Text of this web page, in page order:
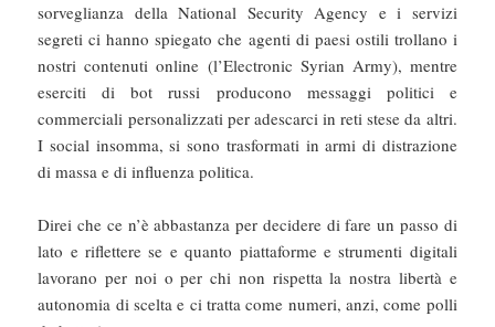
sorveglianza della National Security Agency e i servizi
segreti ci hanno spiegato che agenti di paesi ostili trollano i
nostri contenuti online (l’Electronic Syrian Army), mentre
eserciti di bot russi producono messaggi politici e
commerciali personalizzati per adescarci in reti stese da altri.
I social insomma, si sono trasformati in armi di distrazione
di massa e di influenza politica.
Direi che ce n’è abbastanza per decidere di fare un passo di
lato e riflettere se e quanto piattaforme e strumenti digitali
lavorano per noi o per chi non rispetta la nostra libertà e
autonomia di scelta e ci tratta come numeri, anzi, come polli